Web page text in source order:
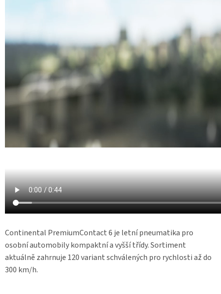
Continental PremiumContact 6 je letní pneumatika pro
osobní automobily kompaktní a vyšší třídy. Sortiment
aktuálně zahrnuje 120 variant schválených pro rychlosti až do
300 km/h.